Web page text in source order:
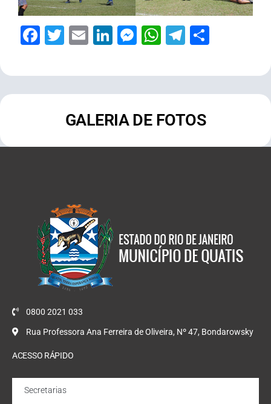
Facebook
Twitter
EmailLinkedIn
Messenger
WhatsApp
Telegram
GALERIA DE FOTOS
0800 2021 033
Rua Professora Ana Ferreira de Oliveira, Nº 47, Bondarowsky
ACESSO RÁPIDO
Secretarias